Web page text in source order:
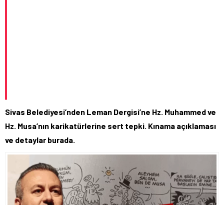
Sivas Belediyesi’nden Leman Dergisi’ne Hz. Muhammed ve
Hz. Musa’nın karikatürlerine sert tepki. Kınama açıklaması
ve detaylar burada.